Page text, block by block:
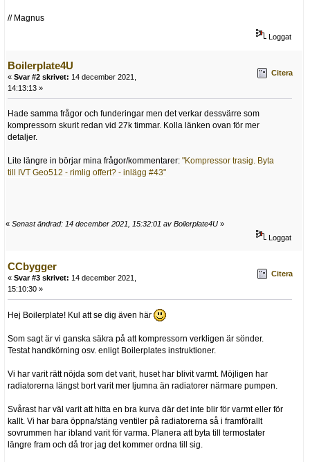
// Magnus
Loggat
Boilerplate4U
« Svar #2 skrivet: 14 december 2021,
14:13:13 »
Citera
Hade samma frågor och funderingar men det verkar dessvärre som
kompressorn skurit redan vid 27k timmar. Kolla länken ovan för mer
detaljer.
Lite längre in börjar mina frågor/kommentarer: "Kompressor trasig. Byta
till IVT Geo512 - rimlig offert? - inlägg #43"
« Senast ändrad: 14 december 2021, 15:32:01 av Boilerplate4U »
Loggat
CCbygger
« Svar #3 skrivet: 14 december 2021,
15:10:30 »
Citera
Hej Boilerplate! Kul att se dig även här
Som sagt är vi ganska säkra på att kompressorn verkligen är sönder.
Testat handkörning osv. enligt Boilerplates instruktioner.
Vi har varit rätt nöjda som det varit, huset har blivit varmt. Möjligen har
radiatorerna längst bort varit mer ljumna än radiatorer närmare pumpen.
Svårast har väl varit att hitta en bra kurva där det inte blir för varmt eller för
kallt. Vi har bara öppna/stäng ventiler på radiatorerna så i framförallt
sovrummen har ibland varit för varma. Planera att byta till termostater
längre fram och då tror jag det kommer ordna till sig.